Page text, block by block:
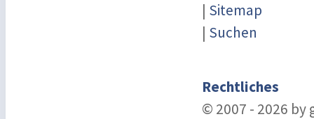
| Sitemap
| Suchen
Rechtliches
© 2007 - 2026 by